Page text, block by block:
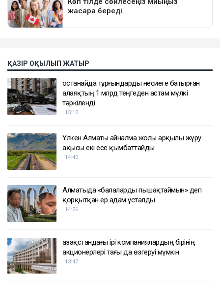
ҚАЗІР ОҚЫЛЫП ЖАТЫР
Қостанайда тұрғындарды несиеге батырған
алаяқтың 1 млрд теңгеден астам мүлкі
тәркіленді
15:10
Үлкен Алматы айналма жолы арқылы жүру
ақысы екі есе қымбаттайды
14:40
Алматыда «балаларды пышақтаймын» деп
қорқытқан ер адам ұсталды
14:26
Қазақстандағы ірі компаниялардың бірінің
акционерлері тағы да өзгеруі мүмкін
13:47